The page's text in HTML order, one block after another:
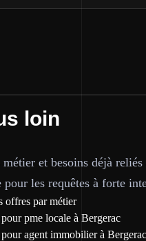
loin
métier et besoins déjà
pour les requêtes à forte
offres par métier
pme locale à Bergerac
agent immobilier à Bergerac